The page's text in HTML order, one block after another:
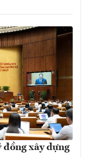
xây dựng